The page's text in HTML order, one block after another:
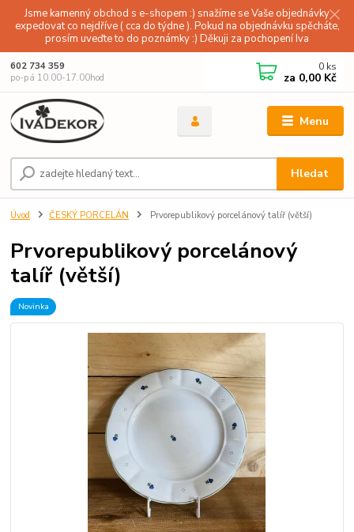
Jsme kamenný obchod s e-shopem :) snažíme se Vaše objednávky
expedovat co nejdříve ( cca do týdne ). Pokud na objednávku spěcháte,
prosím uveďte to do poznámky :) Děkuji za pochopení Iva
Menu
Hledat
602 734 359
po-pá 10.00-17.00hod
0 ks
za 0,00 Kč
Úvod ČESKÝ PORCELÁN Prvorepublikový porcelánový talíř (větší)
Prvorepublikový porcelánový
talíř (větší)
Novinka